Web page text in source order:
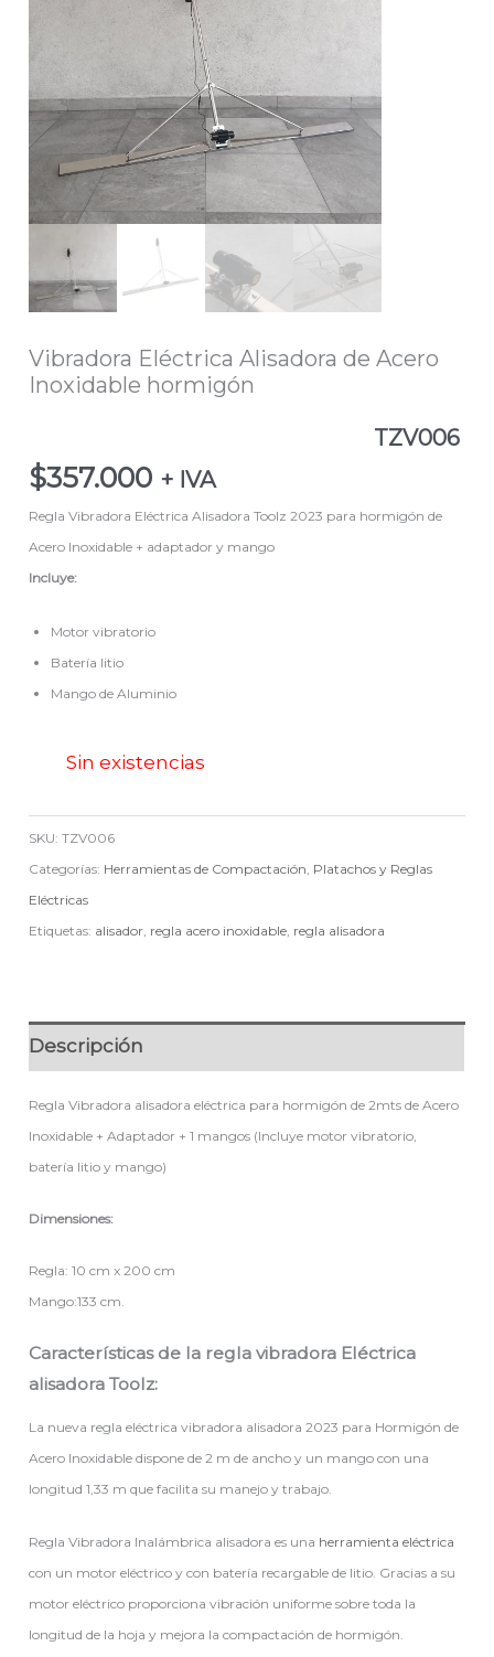
Vibradora Eléctrica Alisadora de Acero
Inoxidable hormigón
TZV006
$357.000 + IVA
Regla Vibradora Eléctrica Alisadora Toolz 2023 para hormigón de
Acero Inoxidable + adaptador y mango
Incluye:
Motor vibratorio
Batería litio
Mango de Aluminio
Sin existencias
SKU:TZV006
Categorías: Herramientas de Compactación Platachos y Reglas
Eléctricas
Etiquetas: alisador regla acero inoxidable regla alisadora
Descripción
Regla Vibradora alisadora eléctrica para hormigón de 2mts de Acero
Inoxidable + Adaptador + 1 mangos (Incluye motor vibratorio,
batería litio y mango)
Dimensiones:
Regla: 10 cm x 200 cm
Mango:133 cm.
Características de la regla vibradora Eléctrica
alisadora Toolz:
La nueva regla eléctrica vibradora alisadora 2023 para Hormigón de
Acero Inoxidable dispone de 2 m de ancho y un mango con una
longitud 1,33 m que facilita su manejo y trabajo.
Regla Vibradora Inalámbrica alisadora es una herramienta eléctrica
con un motor eléctrico y con batería recargable de litio. Gracias a su
motor eléctrico proporciona vibración uniforme sobre toda la
longitud de la hoja y mejora la compactación de hormigón.